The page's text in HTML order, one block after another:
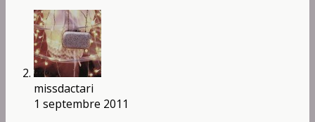
missdactari
1 septembre 2011